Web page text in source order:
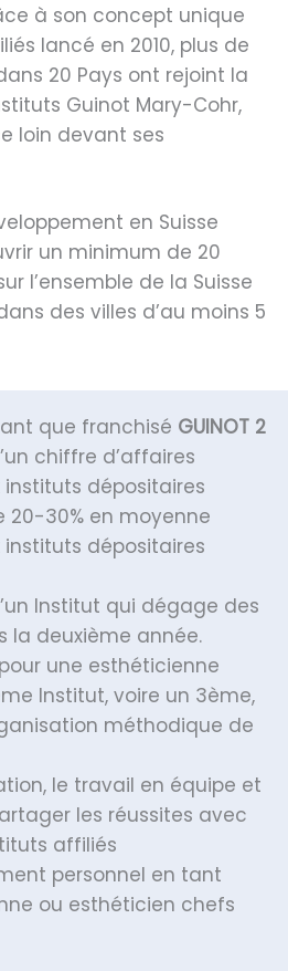
à son concept unique
lancé en 2010, plus de
20 Pays ont rejoint la
Guinot Mary-Cohr,
loin devant ses
en Suisse
un minimum de 20
l’ensemble de la Suisse
des villes d’au moins 5
que franchisé GUINOT 2
chiffre d’affaires
instituts dépositaires
20-30% en moyenne
dépositaires
Institut qui dégage des
la deuxième année.
une esthéticienne
Institut, voire un 3ème,
méthodique de
le travail en équipe et
les réussites avec
affiliés
personnel en tant
ou esthéticien chefs